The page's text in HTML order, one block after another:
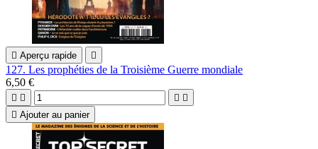
 Aperçu rapide 
127. Les prophéties de la Troisième Guerre mondiale
6,50 €
   
 Ajouter au panier